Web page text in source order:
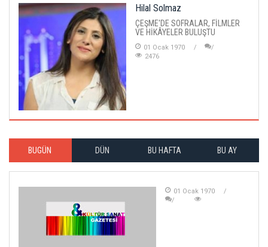
Hilal Solmaz
ÇEŞME'DE SOFRALAR, FİLMLER
VE HİKÂYELER BULUŞTU
01 Ocak 1970
2476
BUGÜN DÜN BU HAFTA BU AY
01 Ocak 1970